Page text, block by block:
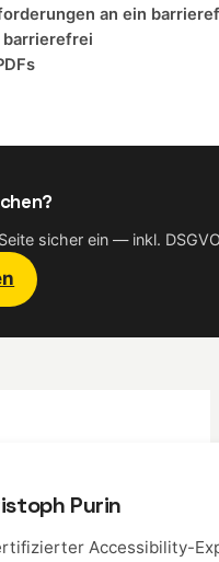
an ein
barrierefrei
sicher ein — inkl.
Purin
Accessibility-